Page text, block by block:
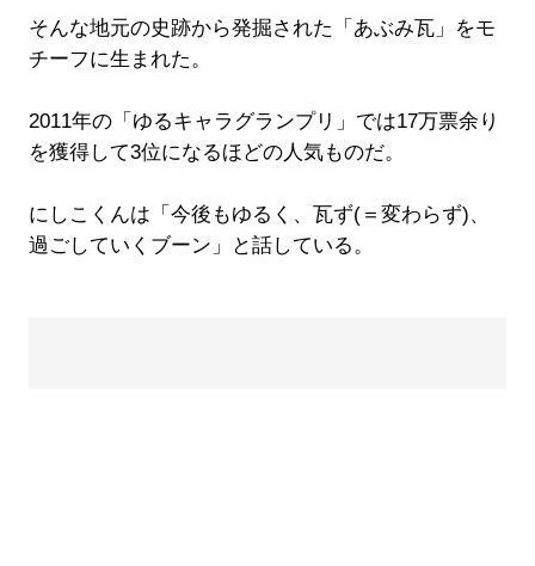
そんな地元の史跡から発掘された「あぶみ瓦」をモ
チーフに生まれた。
2011年の「ゆるキャラグランプリ」では17万票余り
を獲得して3位になるほどの人気ものだ。
にしこくんは「今後もゆるく、瓦ず(＝変わらず)、
過ごしていくブーン」と話している。